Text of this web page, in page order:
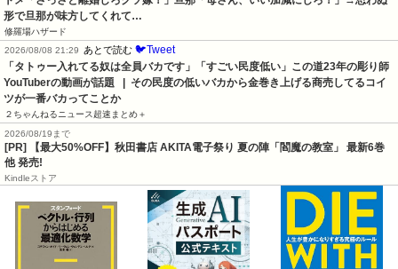
形で旦那が味方してくれて…
修羅場ハザード
2026/08/08 21:29
あとで読む 🐦Tweet
「タトゥー入れてる奴は全員バカです」「すごい民度低い」この道23年の彫り師
YouTuberの動画が話題   |  その民度の低いバカから金巻き上げる商売してるコイ
ツが一番バカってことか
２ちゃんねるニュース超速まとめ＋
2026/08/19まで
[PR] 【最大50%OFF】秋田書店 AKITA電子祭り 夏の陣「閻魔の教室」 最新6巻
他 発売!
Kindleストア